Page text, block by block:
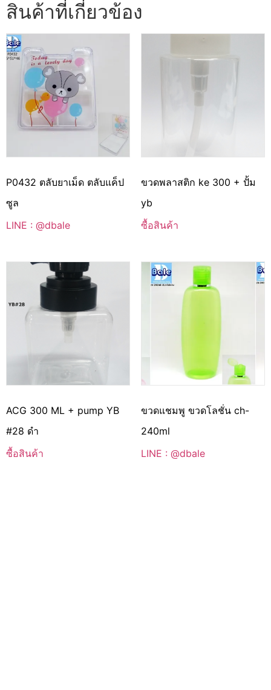
สินค้าที่เกี่ยวข้อง
P0432 ตลับยาเม็ด ตลับแค็ป
ซูล
LINE : @dbale
ขวดพลาสติก ke 300 + ปั้ม
yb
ซื้อสินค้า
ACG 300 ML + pump YB
#28 ดำ
ซื้อสินค้า
ขวดแชมพู ขวดโลชั่น ch-
240ml
LINE : @dbale